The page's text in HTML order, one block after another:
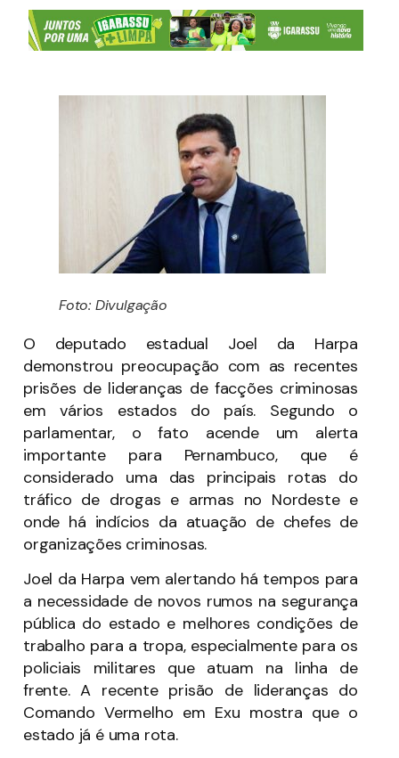
Foto: Divulgação
O deputado estadual Joel da Harpa
demonstrou preocupação com as recentes
prisões de lideranças de facções criminosas
em vários estados do país. Segundo o
parlamentar, o fato acende um alerta
importante para Pernambuco, que é
considerado uma das principais rotas do
tráfico de drogas e armas no Nordeste e
onde há indícios da atuação de chefes de
organizações criminosas.
Joel da Harpa vem alertando há tempos para
a necessidade de novos rumos na segurança
pública do estado e melhores condições de
trabalho para a tropa, especialmente para os
policiais militares que atuam na linha de
frente. A recente prisão de lideranças do
Comando Vermelho em Exu mostra que o
estado já é uma rota.